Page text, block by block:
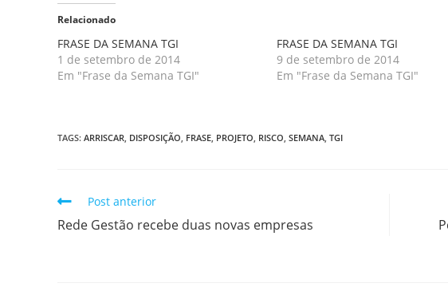
Relacionado
FRASE DA SEMANA TGI
1 de setembro de 2014
Em "Frase da Semana TGI"
FRASE DA SEMANA TGI
9 de setembro de 2014
Em "Frase da Semana TGI"
TAGS: ARRISCAR, DISPOSIÇÃO, FRASE, PROJETO, RISCO, SEMANA, TGI
Post anterior
Rede Gestão recebe duas novas empresas